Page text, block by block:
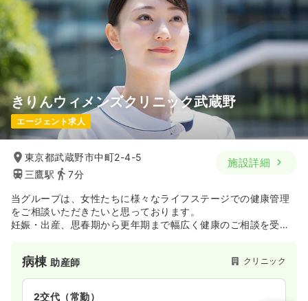
きりんウィメンズクリニック武蔵野
エージェント求人
東京都武蔵野市中町2-4-5
三鷹駅
7分
施設詳細
当グループは、女性たちに様々なライフステージでの健康管理
をご相談いただきたいと思っております。
妊娠・出産、思春期から更年期まで幅広く健康のご相談を受け
病棟 助産師 クリニック
2交代（常勤）